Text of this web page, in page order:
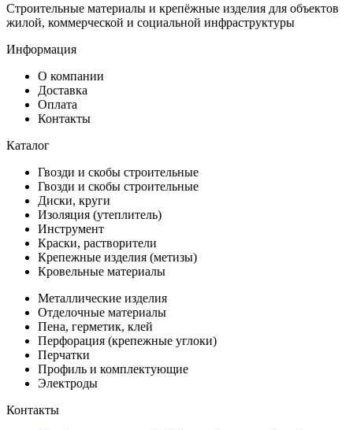
Строительные материалы и крепёжные изделия для объектов
жилой, коммерческой и социальной инфраструктуры
Информация
О компании
Доставка
Оплата
Контакты
Каталог
Гвозди и скобы строительные
Гвозди и скобы строительные
Диски, круги
Изоляция (утеплитель)
Инструмент
Краски, растворители
Крепежные изделия (метизы)
Кровельные материалы
Металлические изделия
Отделочные материалы
Пена, герметик, клей
Перфорация (крепежные углоки)
Перчатки
Профиль и комплектующие
Электроды
Контакты